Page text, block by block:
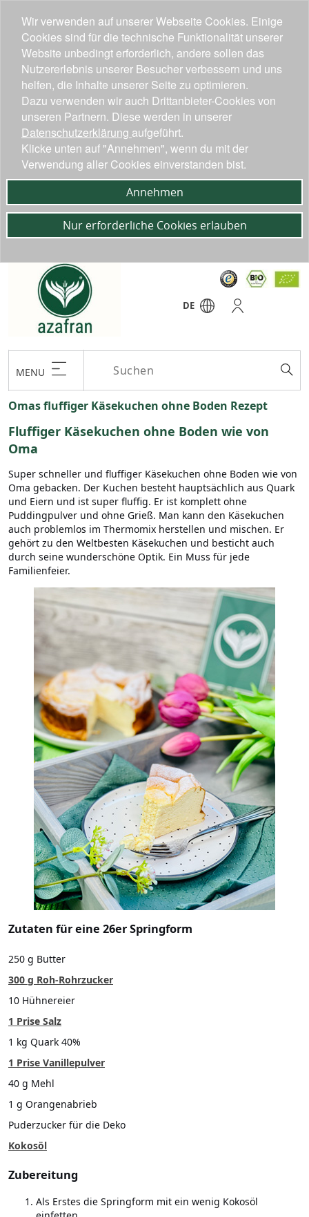
DE
MENU
Omas fluffiger Käsekuchen ohne Boden Rezept
Fluffiger Käsekuchen ohne Boden wie von
Oma
Super schneller und fluffiger Käsekuchen ohne Boden wie von
Oma gebacken. Der Kuchen besteht hauptsächlich aus Quark
und Eiern und ist super fluffig. Er ist komplett ohne
Puddingpulver und ohne Grieß. Man kann den Käsekuchen
auch problemlos im Thermomix herstellen und mischen. Er
gehört zu den Weltbesten Käsekuchen und besticht auch
durch seine wunderschöne Optik. Ein Muss für jede
Familienfeier.
Zutaten für eine 26er Springform
250 g Butter
300 g Roh-Rohrzucker
10 Hühnereier
1 Prise Salz
1 kg Quark 40%
1 Prise Vanillepulver
40 g Mehl
1 g Orangenabrieb
Puderzucker für die Deko
Kokosöl
Zubereitung
Als Erstes die Springform mit ein wenig Kokosöl
Wir verwenden auf unserer Webseite Cookies. Einige
Cookies sind für die technische Funktionalität unserer
Website unbedingt erforderlich, andere sollen das
Nutzererlebnis unserer Besucher verbessern und uns
helfen, die Inhalte unserer Seite zu optimieren.
Dazu verwenden wir auch Drittanbieter-Cookies von
unseren Partnern. Diese werden in unserer
Datenschutzerklärung aufgeführt.
Klicke unten auf "Annehmen", wenn du mit der
Verwendung aller Cookies einverstanden bist.
Annehmen
Nur erforderliche Cookies erlauben